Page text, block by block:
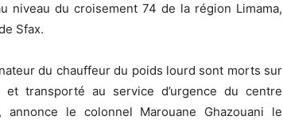
niveau du croisement 74 de la région Limama,
Sfax.
du chauffeur du poids lourd sont morts sur
transporté au service d’urgence du centre
annonce le colonnel Marouane Ghazouani le